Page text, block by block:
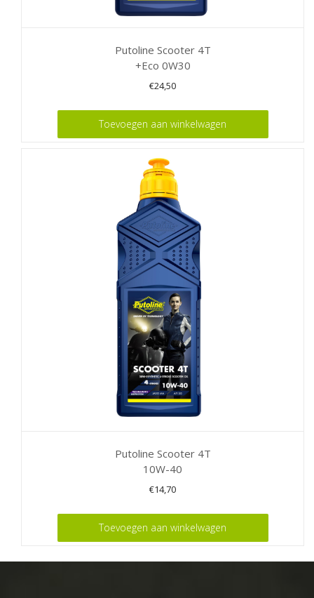
Putoline Scooter 4T
+Eco 0W30
€24,50
Toevoegen aan winkelwagen
Putoline Scooter 4T
10W-40
€14,70
Toevoegen aan winkelwagen